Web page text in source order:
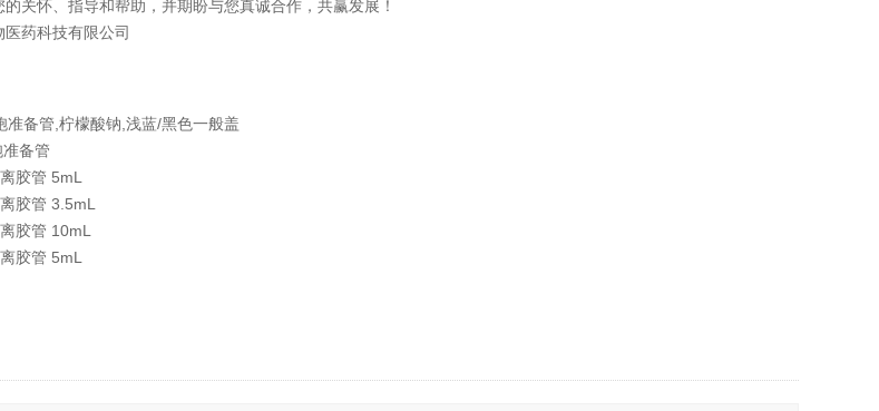
关怀、指导和帮助，并期盼与您真诚合作，共赢发展！
药科技有限公司
备管,柠檬酸钠,浅蓝/黑色一般盖
备管
胶管 5mL
胶管 3.5mL
胶管 10mL
胶管 5mL